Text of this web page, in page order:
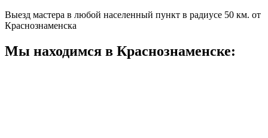
Выезд мастера в любой населенный пункт в радиусе 50 км. от
Краснознаменска
Мы находимся в Краснознаменске: